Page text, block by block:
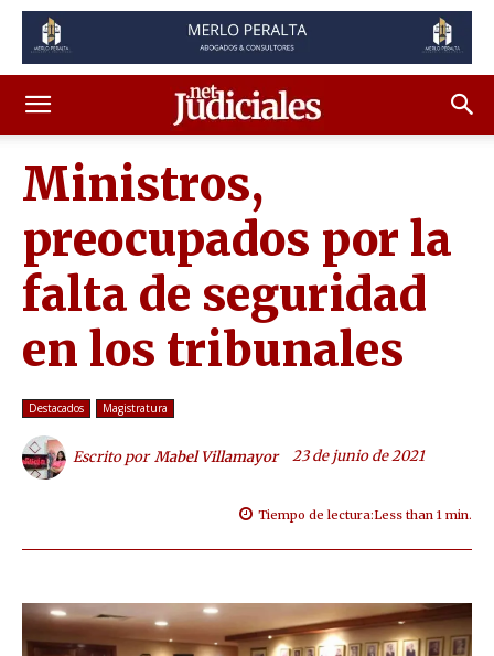
Ministros,
preocupados por la
falta de seguridad
en los tribunales
Destacados Magistratura
Escrito por Mabel Villamayor 23 de junio de 2021
Tiempo de lectura:Less than 1 min.